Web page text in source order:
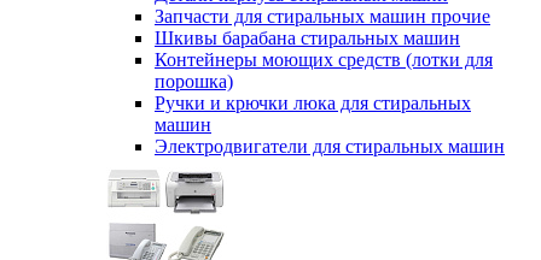
Запчасти для стиральных машин прочие
Шкивы барабана стиральных машин
Контейнеры моющих средств (лотки для
порошка)
Ручки и крючки люка для стиральных
машин
Электродвигатели для стиральных машин